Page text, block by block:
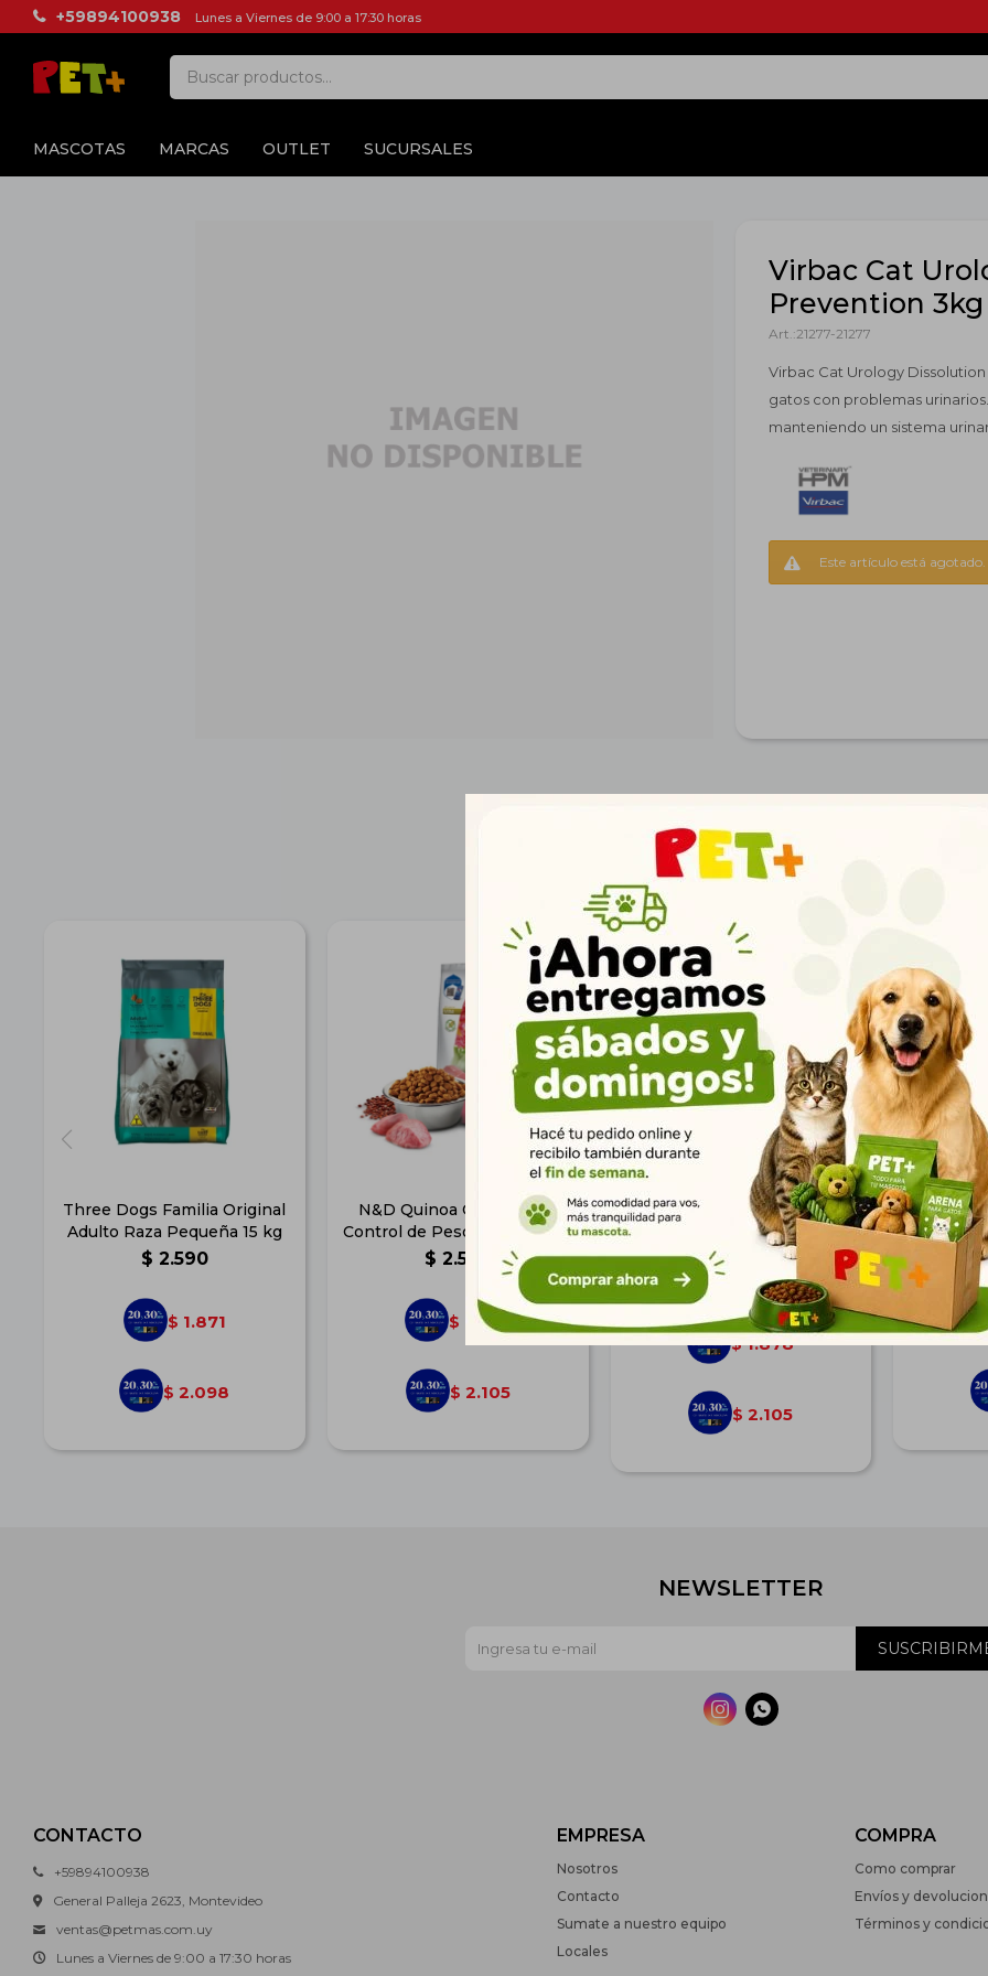
MASCOTAS MARCAS OUTLET SUCURSALES
+59894100938 Lunes a Viernes de 9:00 a 17:30 horas
Virbac Cat
Prevention 3kg
21277-21277
Virbac Cat Urology
gatos con problemas
manteniendo un sistema
Este artículo está agotado.
Productos que te pueden interesar
Three Dogs Familia Original
Adulto Raza Pequeña 15 kg
$ 2.590
$ 1.871
$ 2.098
N&D Quinoa Can Ad Mini
Control de Peso Suino 2.5 Kg
$ 2.599
$ 1.878
$ 2.105
N&D Quinoa Can Ad Mini
Cuidado Digestivo Suino 2,5
$ 2.599
$ 1.878
$ 2.105
7,5kg |
CONTACTO
+59894100938
General Palleja 2623, Montevideo
ventas@petmas.com.uy
Lunes a Viernes de 9:00 a 17:30 horas
EMPRESA
Nosotros
Contacto
Sumate a nuestro equipo
Locales
COMPRA
Como comprar
Envíos y
Términos y
NEWSLETTER
 